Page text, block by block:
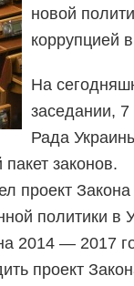
новой
коррупцией
На
заседании,
Рада
законов.
проект
политики в
2014 — 2017
проект